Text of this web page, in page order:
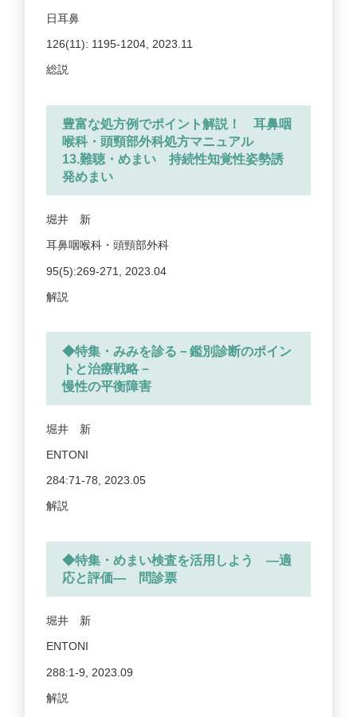
日耳鼻
126(11): 1195-1204, 2023.11
総説
豊富な処方例でポイント解説！ 耳鼻咽
喉科・頭頸部外科処方マニュアル
13.難聴・めまい 持続性知覚性姿勢誘
発めまい
堀井 新
耳鼻咽喉科・頭頸部外科
95(5):269-271, 2023.04
解説
◆特集・みみを診る－鑑別診断のポイン
トと治療戦略－
慢性の平衡障害
堀井 新
ENTONI
284:71-78, 2023.05
解説
◆特集・めまい検査を活用しよう ―適
応と評価― 問診票
堀井 新
ENTONI
288:1-9, 2023.09
解説